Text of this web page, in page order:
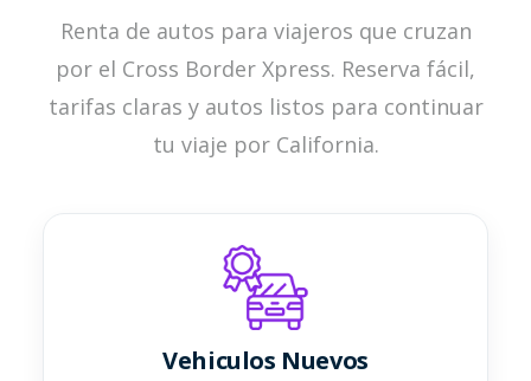
Renta de autos para viajeros que cruzan
por el Cross Border Xpress. Reserva fácil,
tarifas claras y autos listos para continuar
tu viaje por California.
Vehiculos Nuevos